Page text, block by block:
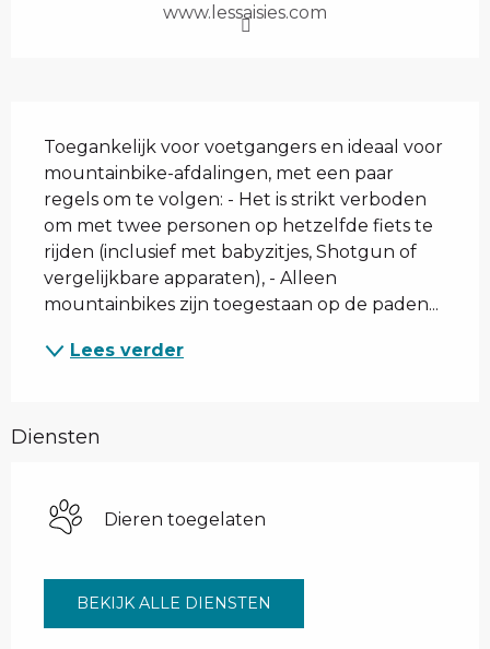
www.lessaisies.com
Toegankelijk voor voetgangers en ideaal voor
mountainbike-afdalingen, met een paar
regels om te volgen: - Het is strikt verboden
om met twee personen op hetzelfde fiets te
rijden (inclusief met babyzitjes, Shotgun of
vergelijkbare apparaten), - Alleen
mountainbikes zijn toegestaan op de paden...
Lees verder
Diensten
Dieren toegelaten
BEKIJK ALLE DIENSTEN